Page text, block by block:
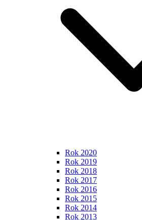
Rok 2020
Rok 2019
Rok 2018
Rok 2017
Rok 2016
Rok 2015
Rok 2014
Rok 2013